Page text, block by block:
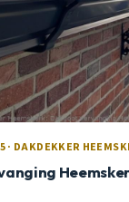
· DAKDEKKER